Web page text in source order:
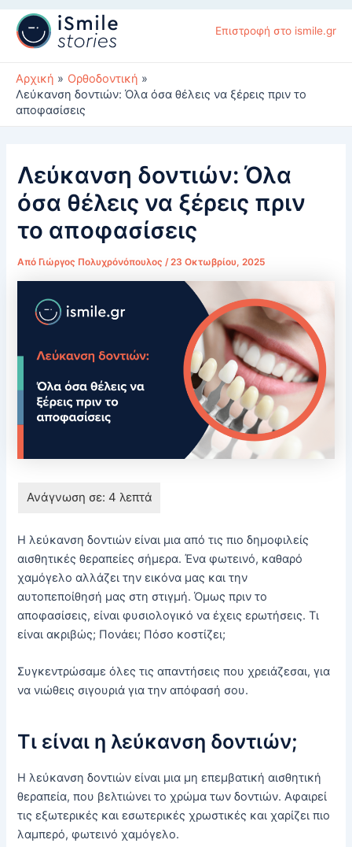
στο
περιεχόμενο
Επιστροφή στο ismile.gr
Αρχική
Ορθοδοντική
Λεύκανση δοντιών: Όλα όσα θέλεις να ξέρεις πριν το
αποφασίσεις
Λεύκανση δοντιών: Όλα
όσα θέλεις να ξέρεις πριν
το αποφασίσεις
ΑπόΓιώργος Πολυχρόνόπουλος /23 Οκτωβρίου, 2025
Η λεύκανση δοντιών είναι μια από τις πιο δημοφιλείς
αισθητικές θεραπείες σήμερα. Ένα φωτεινό, καθαρό
χαμόγελο αλλάζει την εικόνα μας και την
αυτοπεποίθησή μας στη στιγμή. Όμως πριν το
αποφασίσεις, είναι φυσιολογικό να έχεις ερωτήσεις. Τι
είναι ακριβώς; Πονάει; Πόσο κοστίζει;
Συγκεντρώσαμε όλες τις απαντήσεις που χρειάζεσαι, για
να νιώθεις σιγουριά για την απόφασή σου.
Τι είναι η λεύκανση δοντιών;
Η λεύκανση δοντιών είναι μια μη επεμβατική αισθητική
θεραπεία, που βελτιώνει το χρώμα των δοντιών. Αφαιρεί
τις εξωτερικές και εσωτερικές χρωστικές και χαρίζει πιο
λαμπερό, φωτεινό χαμόγελο.